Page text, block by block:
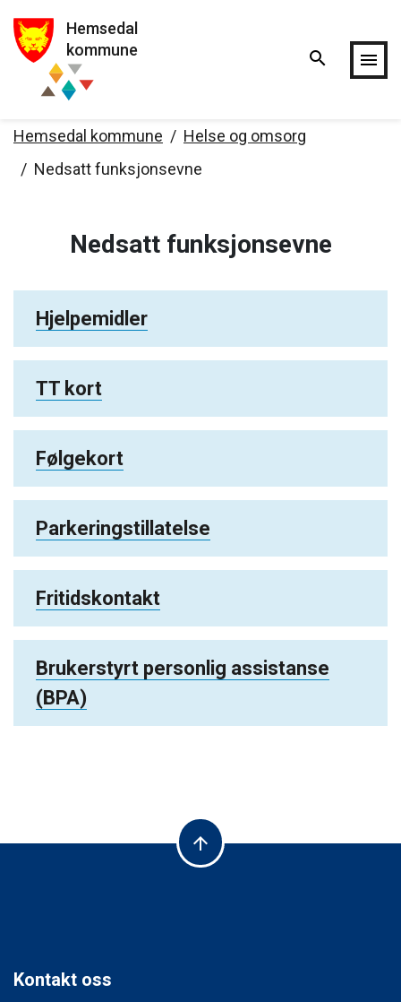
Hopp til hovedinnholdet
Hemsedal
kommune
search menu
Hemsedal kommune
Helse og omsorg
Nedsatt funksjonsevne
Nedsatt funksjonsevne
Hjelpemidler
TT kort
Følgekort
Parkeringstillatelse
Fritidskontakt
Brukerstyrt personlig assistanse
(BPA)
arrow_upward
Kontakt oss